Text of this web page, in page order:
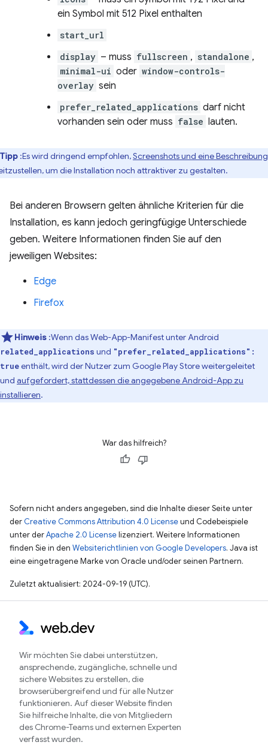
ein Symbol mit 512 Pixel enthalten
start_url
display – muss fullscreen , standalone ,
minimal-ui oder window-controls-
overlay sein
prefer_related_applications darf nicht
vorhanden sein oder muss false lauten.
Tipp :Es wird dringend empfohlen,Screenshots und eine Beschreibung
um die Installation noch attraktiver zu gestalten.
Bei anderen Browsern gelten ähnliche Kriterien für die
Installation, es kann jedoch geringfügige Unterschiede
geben. Weitere Informationen finden Sie auf den
jeweiligen Websites:
Edge
Firefox
Hinweis :Wenn das Web-App-Manifest unter Android
related_applications und "prefer_related_applications":
trueenthält, wird der Nutzer zum Google Play Store weitergeleitet
und aufgefordert, stattdessen die angegebene Android-App zu
installieren.
War das hilfreich?
Sofern nicht anders angegeben, sind die Inhalte dieser Seite unter
der Creative Commons Attribution 4.0 Licenseund Codebeispiele
unter derApache 2.0 Licenselizenziert. Weitere Informationen
finden Sie in den Websiterichtlinien von Google Developers. Java ist
eine eingetragene Marke von Oracle und/oder seinen Partnern.
Zuletzt aktualisiert: 2024-09-19 (UTC).
Wir möchten Sie dabei unterstützen,
ansprechende, zugängliche, schnelle und
sichere Websites zu erstellen, die
browserübergreifend und für alle Nutzer
funktionieren. Auf dieser Website finden
Sie hilfreiche Inhalte, die von Mitgliedern
des Chrome-Teams und externen Experten
verfasst wurden.